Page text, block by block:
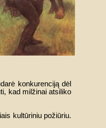
konkurenciją dėl
kad milžinai atsiliko
kultūriniu požiūriu.